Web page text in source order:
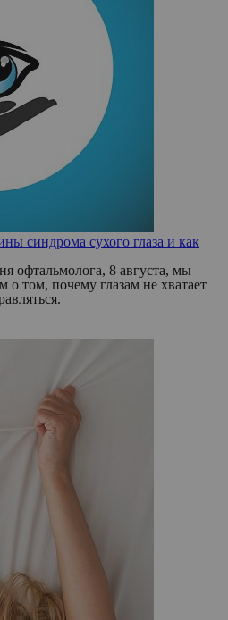
синдрома сухого глаза и как
офтальмолога, 8 августа, мы
о том, почему глазам не хватает